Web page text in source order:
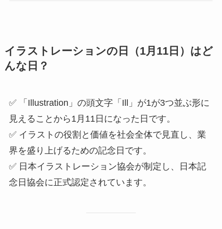
イラストレーションの日（1月11日）はど
んな日？
✅ 「Illustration」の頭文字「Ill」が1が3つ並ぶ形に
見えることから1月11日になった日です。
✅ イラストの役割と価値を社会全体で見直し、業
界を盛り上げるための記念日です。
✅ 日本イラストレーション協会が制定し、日本記
念日協会に正式認定されています。